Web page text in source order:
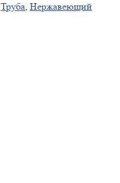
Труба, Нержавеющий